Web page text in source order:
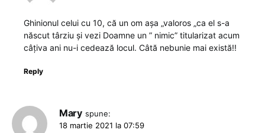
Ghinionul celui cu 10, că un om așa „valoros „ca el s-a
născut târziu și vezi Doamne un ” nimic” titularizat acum
câțiva ani nu-i cedează locul. Câtă nebunie mai există!!
Reply
Mary spune:
18 martie 2021 la 07:59